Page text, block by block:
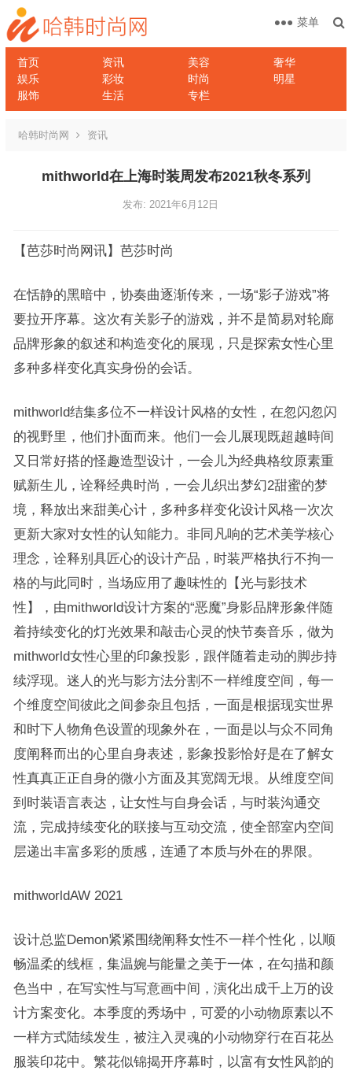
首页 资讯 美容
奢华
娱乐
彩妆 时尚
明星
服饰
生活 专栏
菜单
哈韩时尚网 资讯
mithworld在上海时装周发布2021秋冬系列
发布: 2021年6月12日
【芭莎时尚网讯】芭莎时尚
在恬静的黑暗中，协奏曲逐渐传来，一场“影子游戏”将
要拉开序幕。这次有关影子的游戏，并不是简易对轮廊
品牌形象的叙述和构造变化的展现，只是探索女性心里
多种多样变化真实身份的会话。
mithworld结集多位不一样设计风格的女性，在忽闪忽闪
的视野里，他们扑面而来。他们一会儿展现既超越時间
又日常好搭的怪趣造型设计，一会儿为经典格纹原素重
赋新生儿，诠释经典时尚，一会儿织出梦幻2甜蜜的梦
境，释放出来甜美心计，多种多样变化设计风格一次次
更新大家对女性的认知能力。非同凡响的艺术美学核心
理念，诠释别具匠心的设计产品，时装严格执行不拘一
格的与此同时，当场应用了趣味性的【光与影技术
性】，由mithworld设计方案的“恶魔”身影品牌形象伴随
着持续变化的灯光效果和敲击心灵的快节奏音乐，做为
mithworld女性心里的印象投影，跟伴随着走动的脚步持
续浮现。迷人的光与影方法分割不一样维度空间，每一
个维度空间彼此之间参杂且包括，一面是根据现实世界
和时下人物角色设置的现象外在，一面是以与众不同角
度阐释而出的心里自身表述，影象投影恰好是在了解女
性真真正正自身的微小方面及其宽阔无垠。从维度空间
到时装语言表达，让女性与自身会话，与时装沟通交
流，完成持续变化的联接与互动交流，使全部室内空间
层递出丰富多彩的质感，连通了本质与外在的界限。
mithworldAW 2021
设计总监Demon紧紧围绕阐释女性不一样个性化，以顺
畅温柔的线框，集温婉与能量之美于一体，在勾描和颜
色当中，在写实性与写意画中间，演化出成千上万的设
计方案变化。本季度的秀场中，可爱的小动物原素以不
一样方式陆续发生，被注入灵魂的小动物穿行在百花丛
服装印花中。繁花似锦揭开序幕时，以富有女性风韵的